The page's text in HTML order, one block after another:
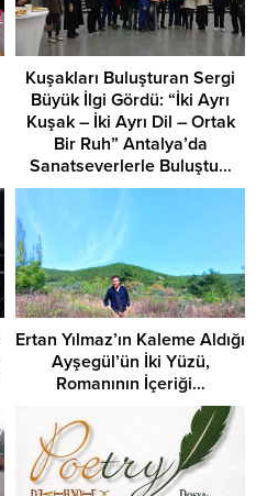
Kuşakları Buluşturan Sergi
Büyük İlgi Gördü: “İki Ayrı
Kuşak – İki Ayrı Dil – Ortak
Bir Ruh” Antalya’da
Sanatseverlerle Buluştu…
Ertan Yılmaz’ın Kaleme Aldığı
Ayşegül’ün İki Yüzü,
Romanının İçeriği…